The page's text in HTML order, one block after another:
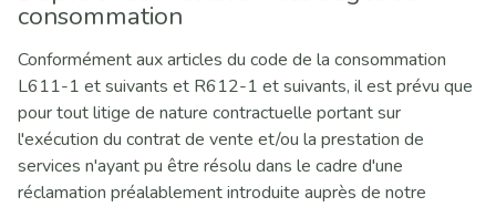
consommation
Conformément aux articles du code de la consommation
L611-1 et suivants et R612-1 et suivants, il est prévu que
pour tout litige de nature contractuelle portant sur
l'exécution du contrat de vente et/ou la prestation de
services n'ayant pu être résolu dans le cadre d'une
réclamation préalablement introduite auprès de notre